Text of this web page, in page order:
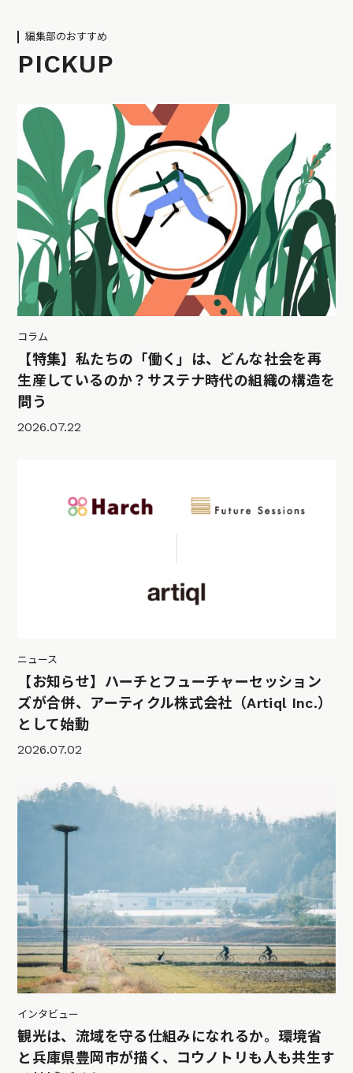
編集部のおすすめ
PICKUP
コラム
【特集】私たちの「働く」は、どんな社会を再
生産しているのか？サステナ時代の組織の構造を
問う
2026.07.22
ニュース
【お知らせ】ハーチとフューチャーセッション
ズが合併、アーティクル株式会社（Artiql Inc.）
として始動
2026.07.02
インタビュー
観光は、流域を守る仕組みになれるか。環境省
と兵庫県豊岡市が描く、コウノトリも人も共生す